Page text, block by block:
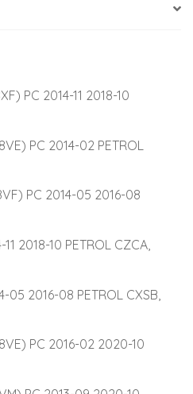
PC 2014-11 2018-10
PC 2014-02 PETROL
PC 2014-05 2016-08
2018-10 PETROL CZCA,
05 2016-08 PETROL CXSB,
PC 2016-02 2020-10